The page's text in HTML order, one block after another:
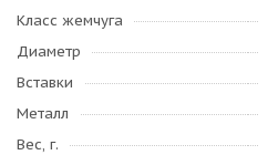
Класс жемчуга
Диаметр
Вставки
Металл
Вес, г.